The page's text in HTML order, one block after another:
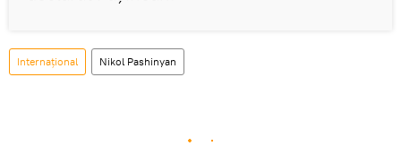
Internaţional Nikol Pashinyan